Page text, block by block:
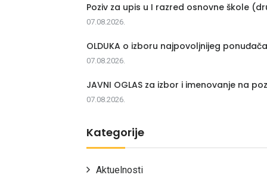
Poziv za upis u I razred osnovne škole
07.08.2026.
OLDUKA o izboru najpovoljnijeg
07.08.2026.
JAVNI OGLAS za izbor i imenovanje na
07.08.2026.
Kategorije
Aktuelnosti